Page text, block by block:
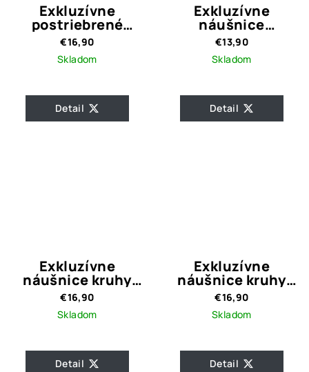
Exkluzívne
postriebrené
náušnice kruhy
Hattie Silver
€16,90
Skladom
Detail
Exkluzívne
náušnice
Catherine Crystal
Quality
€13,90
Skladom
Detail
Exkluzívne
náušnice kruhy
Adele Gold
€16,90
Skladom
Detail
Exkluzívne
náušnice kruhy
Juliet Silver
€16,90
Skladom
Detail